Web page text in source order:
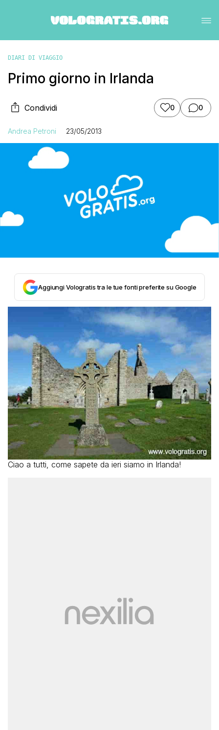
DIARI DI VIAGGIO
Primo giorno in Irlanda
Condividi 0 0
Andrea Petroni 23/05/2013
Aggiungi Vologratis tra le tue fonti preferite su Google
Ciao a tutti, come sapete da ieri siamo in Irlanda!